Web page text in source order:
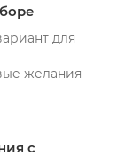
для
желания
с